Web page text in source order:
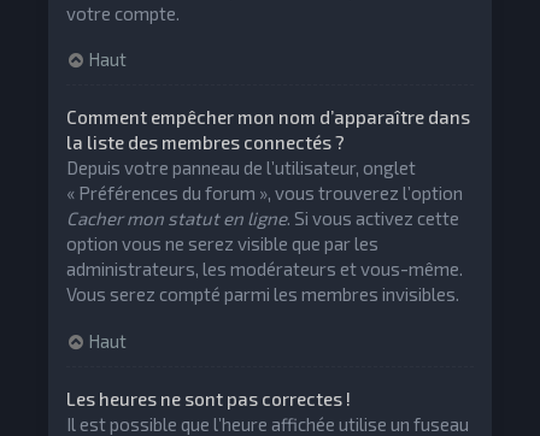
votre compte.
Haut
Comment empêcher mon nom d’apparaître dans
la liste des membres connectés ?
Depuis votre panneau de l’utilisateur, onglet
« Préférences du forum », vous trouverez l’option
Cacher mon statut en ligne. Si vous activez cette
option vous ne serez visible que par les
administrateurs, les modérateurs et vous-même.
Vous serez compté parmi les membres invisibles.
Haut
Les heures ne sont pas correctes !
Il est possible que l’heure affichée utilise un fuseau